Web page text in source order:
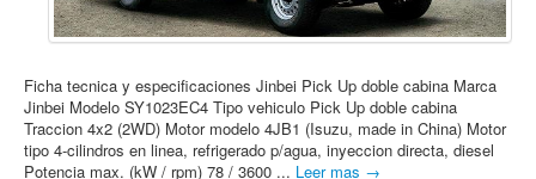
Ficha tecnica y especificaciones Jinbei Pick Up doble cabina Marca
Jinbei Modelo SY1023EC4 Tipo vehiculo Pick Up doble cabina
Traccion 4x2 (2WD) Motor modelo 4JB1 (Isuzu, made in China) Motor
tipo 4-cilindros en linea, refrigerado p/agua, inyeccion directa, diesel
Potencia max. (kW / rpm) 78 / 3600 ... Leer mas →